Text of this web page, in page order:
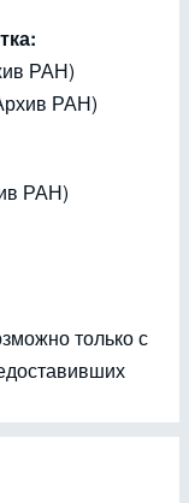
РАН)
РАН)
РАН)
только с